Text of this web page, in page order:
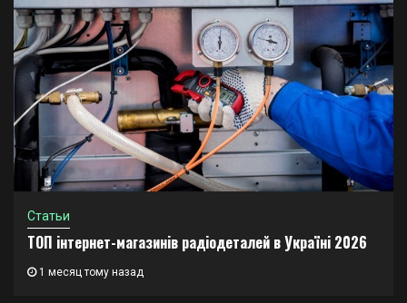
Статьи
ТОП інтернет-магазинів радіодеталей в Україні 2026
1 месяц тому назад